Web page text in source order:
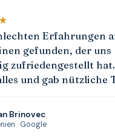
Erfahrungen
gefunden, der uns
zufriedengestellt
und gab nützliche
Brinovec
· Google